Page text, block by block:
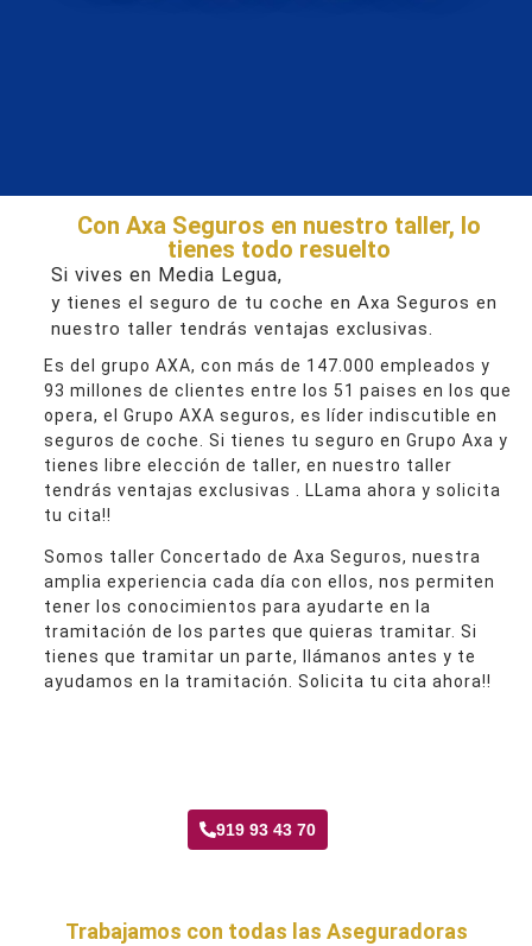
Con Axa Seguros en nuestro taller, lo
tienes todo resuelto
Si vives en Media Legua,
y tienes el seguro de tu coche en Axa Seguros en
nuestro taller tendrás ventajas exclusivas.
Es del grupo AXA, con más de 147.000 empleados y
93 millones de clientes entre los 51 paises en los que
opera, el Grupo AXA seguros, es líder indiscutible en
seguros de coche. Si tienes tu seguro en Grupo Axa y
tienes libre elección de taller, en nuestro taller
tendrás ventajas exclusivas . LLama ahora y solicita
tu cita!!
Somos taller Concertado de Axa Seguros, nuestra
amplia experiencia cada día con ellos, nos permiten
tener los conocimientos para ayudarte en la
tramitación de los partes que quieras tramitar. Si
tienes que tramitar un parte, llámanos antes y te
ayudamos en la tramitación. Solicita tu cita ahora!!
919 93 43 70
Trabajamos con todas las Aseguradoras